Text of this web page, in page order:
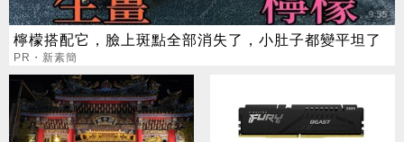
檸檬搭配它，臉上斑點全部消失了，小肚子都變平坦了
PR・新素簡